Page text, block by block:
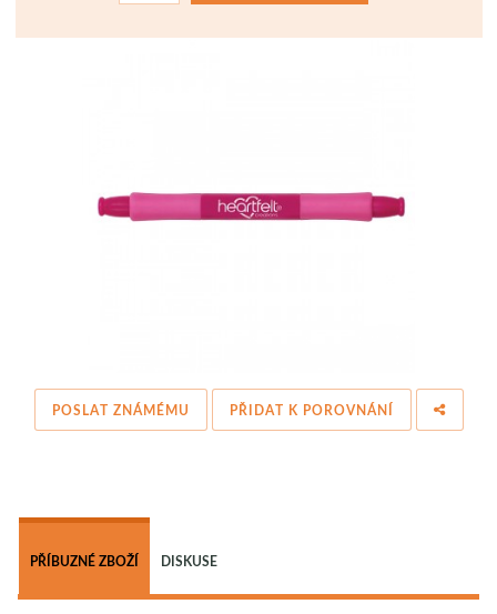
POSLAT ZNÁMÉMU PŘIDAT K POROVNÁNÍ
PŘÍBUZNÉ ZBOŽÍ DISKUSE